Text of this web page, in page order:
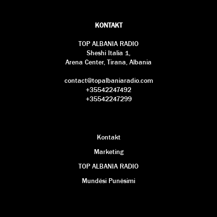
KONTAKT
TOP ALBANIA RADIO
Sheshi Italia 1,
Arena Center, Tirana, Albania
contact@topalbaniaradio.com
+35542247492
+35542247299
Kontakt
Marketing
TOP ALBANIA RADIO
Mundësi Punësimi